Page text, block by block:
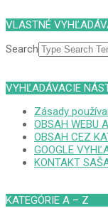
VLASTNÉ
Search
VYHĽADÁVACIE
Zásady
OBSAH WEBU
OBSAH CEZ
GOOGLE
KONTAKT
KATEGÓRIE A – Z